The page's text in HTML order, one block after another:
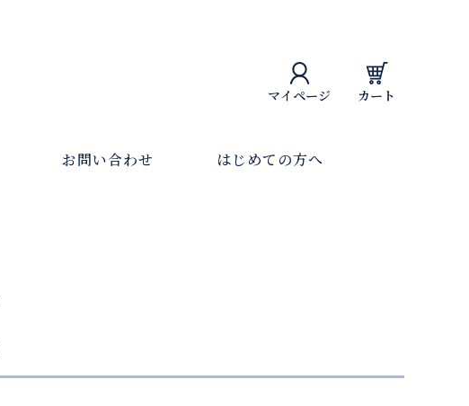
マイページ カート
お問い合わせ はじめての方へ